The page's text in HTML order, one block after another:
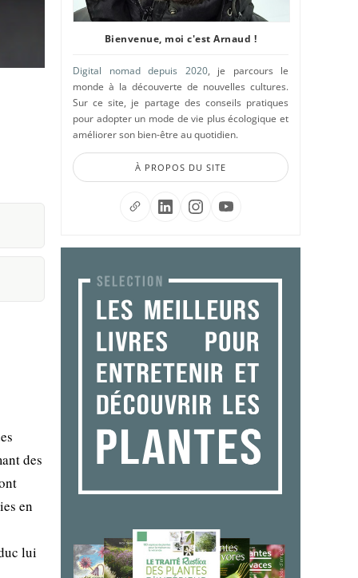
des
en
lui
Bienvenue, moi c'est Arnaud !
Digital nomad depuis 2020, je parcours le
monde à la découverte de nouvelles cultures.
Sur ce site, je partage des conseils pratiques
pour adopter un mode de vie plus écologique et
améliorer son bien-être au quotidien.
À PROPOS DU SITE